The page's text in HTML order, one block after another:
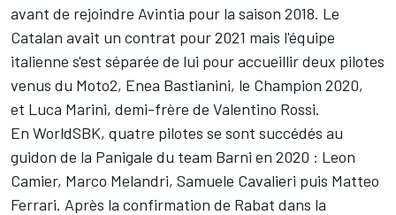
avant de rejoindre Avintia pour la saison 2018. Le
Catalan avait un contrat pour 2021 mais l'équipe
italienne s'est séparée de lui pour accueillir deux pilotes
venus du Moto2, Enea Bastianini, le Champion 2020,
et Luca Marini, demi-frère de Valentino Rossi.
En WorldSBK, quatre pilotes se sont succédés au
guidon de la Panigale du team Barni en 2020 : Leon
Camier, Marco Melandri, Samuele Cavalieri puis Matteo
Ferrari. Après la confirmation de Rabat dans la